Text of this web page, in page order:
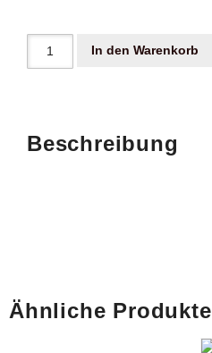
In den Warenkorb
Beschreibung
Ähnliche Produkte